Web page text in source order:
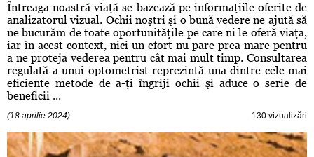
Întreaga noastră viaţă se bazează pe informaţiile oferite de
analizatorul vizual. Ochii noştri şi o bună vedere ne ajută să
ne bucurăm de toate oportunităţile pe care ni le oferă viaţa,
iar în acest context, nici un efort nu pare prea mare pentru
a ne proteja vederea pentru cât mai mult timp. Consultarea
regulată a unui optometrist reprezintă una dintre cele mai
eficiente metode de a-ţi îngriji ochii şi aduce o serie de
beneficii ...
(18 aprilie 2024) 130 vizualizări